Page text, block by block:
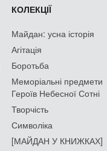
КОЛЕКЦІЇ
Майдан: усна історія
Агітація
Боротьба
Меморіальні предмети
Героїв Небесної Сотні
Творчість
Символіка
[МАЙДАН У КНИЖКАХ]